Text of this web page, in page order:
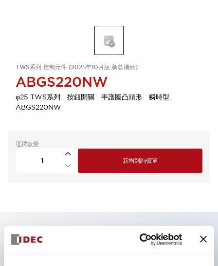
TWS系列 控制元件 (2025年10月版 新款機種)
ABGS220NW
φ25 TWS系列 按鈕開關 半護圈凸頭形 瞬時型
ABGS220NW
選擇數量
新增到詢價單
主要特點